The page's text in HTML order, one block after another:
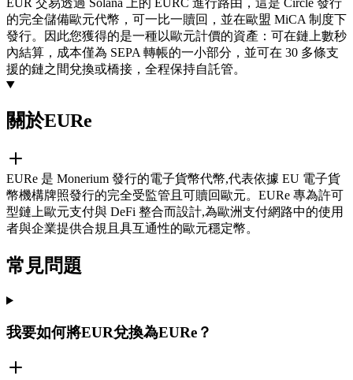
的完全儲備歐元代幣，可一比一贖回，並在歐盟 MiCA 制度下
發行。因此您獲得的是一種以歐元計價的資產：可在鏈上數秒
內結算，成本僅為 SEPA 轉帳的一小部分，並可在 30 多條支
援的鏈之間兌換或橋接，全程保持自託管。
關於EURe
EURe 是 Monerium 發行的電子貨幣代幣,代表依據 EU 電子貨
幣機構牌照發行的完全受監管且可贖回歐元。EURe 專為許可
型鏈上歐元支付與 DeFi 整合而設計,為歐洲支付網路中的使用
者與企業提供合規且具互通性的歐元穩定幣。
常見問題
我要如何將EUR兌換為EURe？